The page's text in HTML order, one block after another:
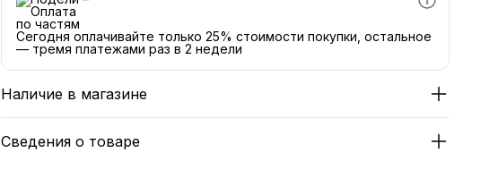
Сегодня оплачивайте только 25% стоимости покупки, остальное
— тремя платежами раз в 2 недели
Наличие в магазине
Сведения о товаре